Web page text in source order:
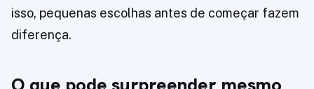
isso, pequenas escolhas antes de começar fazem
diferença.